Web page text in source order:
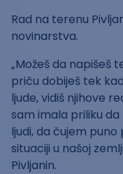
Rad na terenu
novinarstva.
„Možeš da napišeš
priču dobiješ tek
ljude, vidiš njihove
sam imala priliku
ljudi, da čujem
situaciji u našoj
Pivljanin.